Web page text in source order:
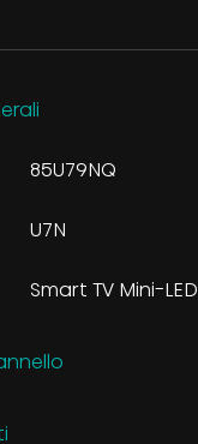
85U79NQ
U7N
Smart TV Mini-LED